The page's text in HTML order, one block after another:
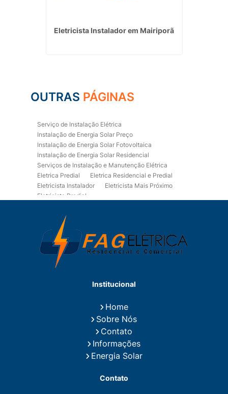
Eletricista Instalador em Mairiporã
OUTRAS PÁGINAS
Serviço de Instalação Elétrica
Instalação de Energia Solar Preço
Instalação de Energia Solar Fotovoltaica
Instalação de Energia Solar Residencial
Serviços de Instalação e Manutenção Elétrica
Eletrica Predial
Eletrica Residencial e Predial
Eletricista Instalador
Eletricista Mais Próximo
Eletricista Predial
Eletricista Residencial
Eletricista Residencial E Predial
Eletricistas de Manutenção
Empresa de Instalações Elétricas
Empresa de Manutenção Eletrica
Empresa de Prestação de Serviços Eletricos
Fiação para Instalação Eletrica Residencial
Instalação de Energia Solar Residencial Preço
Instalação de Painel Solar
Instalação de Placa Solar
Instalação de Sistema Fotovoltaico
Instalação E Manutenção Elétrica
Instalação Elétrica Comercial
Instalação Elétrica Residencial Simples
Institucional
Home
Sobre Nós
Contato
Informações
Energia Solar
Contato